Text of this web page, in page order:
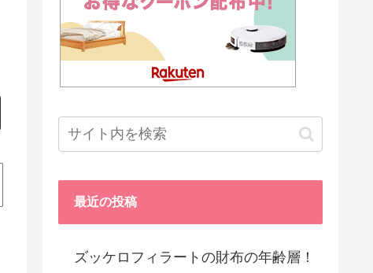
最近の投稿
ズッケロフィラートの財布の年齢層！